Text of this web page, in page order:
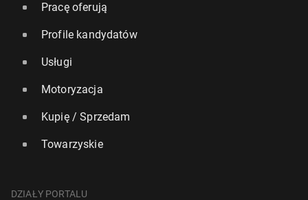
Pracę oferują
Profile kandydatów
Usługi
Motoryzacja
Kupię / Sprzedam
Towarzyskie
DZIAŁY PORTALU